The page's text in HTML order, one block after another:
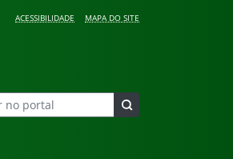
ACESSIBILIDADE MAPA DO SITE